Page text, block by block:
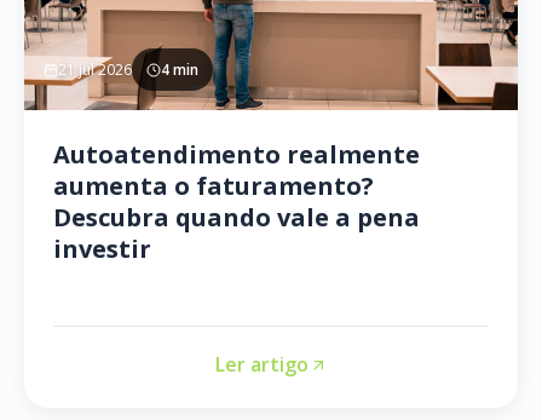
21 jul 2026 4 min
Autoatendimento realmente
aumenta o faturamento?
Descubra quando vale a pena
investir
Ler artigo